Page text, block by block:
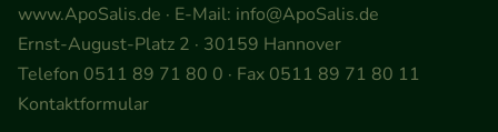
den Inhalt auf unserer Website aber auch die
Werbung auf Drittseiten möglichst relevant für Sie
zu gestalten. Bitte beachten Sie, dass Daten hierfür
teilweise an Dritte wie z.B. Google oder soziale
www.ApoSalis.de · E-Mail: info@ApoSalis.de
Ernst-August-Platz 2 · 30159 Hannover
Telefon 0511 89 71 80 0 · Fax 0511 89 71 80 11
Kontaktformular